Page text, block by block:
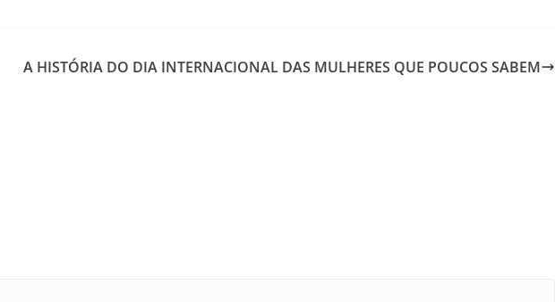
A HISTÓRIA DO DIA INTERNACIONAL DAS MULHERES QUE POUCOS SABEM